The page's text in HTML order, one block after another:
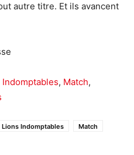
autre titre. Et ils avancent
Indomptables, Match,
Lions Indomptables
Match